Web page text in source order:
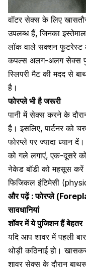
वॉटर सेक्स के लिए
उपलब्ध हैं, जिनका
लॉक वाले सक्शन
कपल्स अलग-अलगसेक्स
स्लिपरी मैट की मदद से
है।
फोरप्ले भी है जरूरी
पानी में सेक्स करने के
है। इसलिए, पार्टनर को
फोरप्ले पर ज्यादा ध्यान
को गले लगाएं, एक-दूसरे
नेकेड बॉडी को महसूस
फिजिकल इंटिमेसी
और पढ़ें :फोरप्ले
सावधानियां
शॉवर में ये पुजिशन हैं बेहतर
यदि आप शावर में पहली
थोड़ी कठिनाई हो।
शावर सेक्स के दौरान